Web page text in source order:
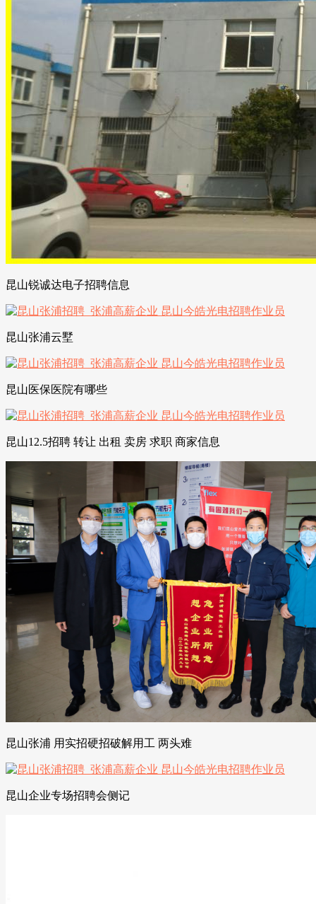
昆山锐诚达电子招聘信息
昆山张浦云墅
昆山医保医院有哪些
昆山12.5招聘 转让 出租 卖房 求职 商家信息
昆山张浦 用实招硬招破解用工 两头难
昆山企业专场招聘会侧记